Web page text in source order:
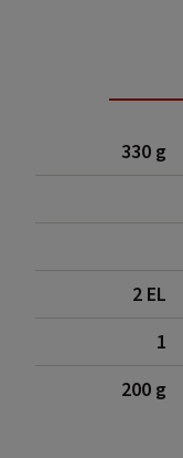
330 g
2 EL
1
200 g